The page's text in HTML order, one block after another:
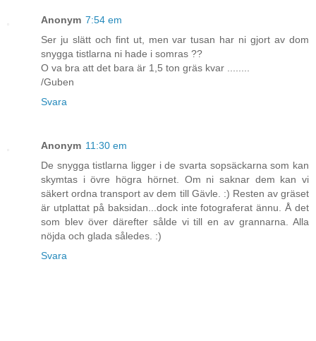
Anonym 7:54 em
Ser ju slätt och fint ut, men var tusan har ni gjort av dom
snygga tistlarna ni hade i somras ??
O va bra att det bara är 1,5 ton gräs kvar ........
/Guben
Svara
Anonym 11:30 em
De snygga tistlarna ligger i de svarta sopsäckarna som kan
skymtas i övre högra hörnet. Om ni saknar dem kan vi
säkert ordna transport av dem till Gävle. :) Resten av gräset
är utplattat på baksidan...dock inte fotograferat ännu. Å det
som blev över därefter sålde vi till en av grannarna. Alla
nöjda och glada således. :)
Svara